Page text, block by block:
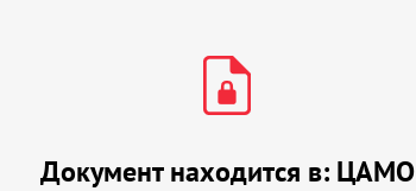
Документ находится в: ЦАМО